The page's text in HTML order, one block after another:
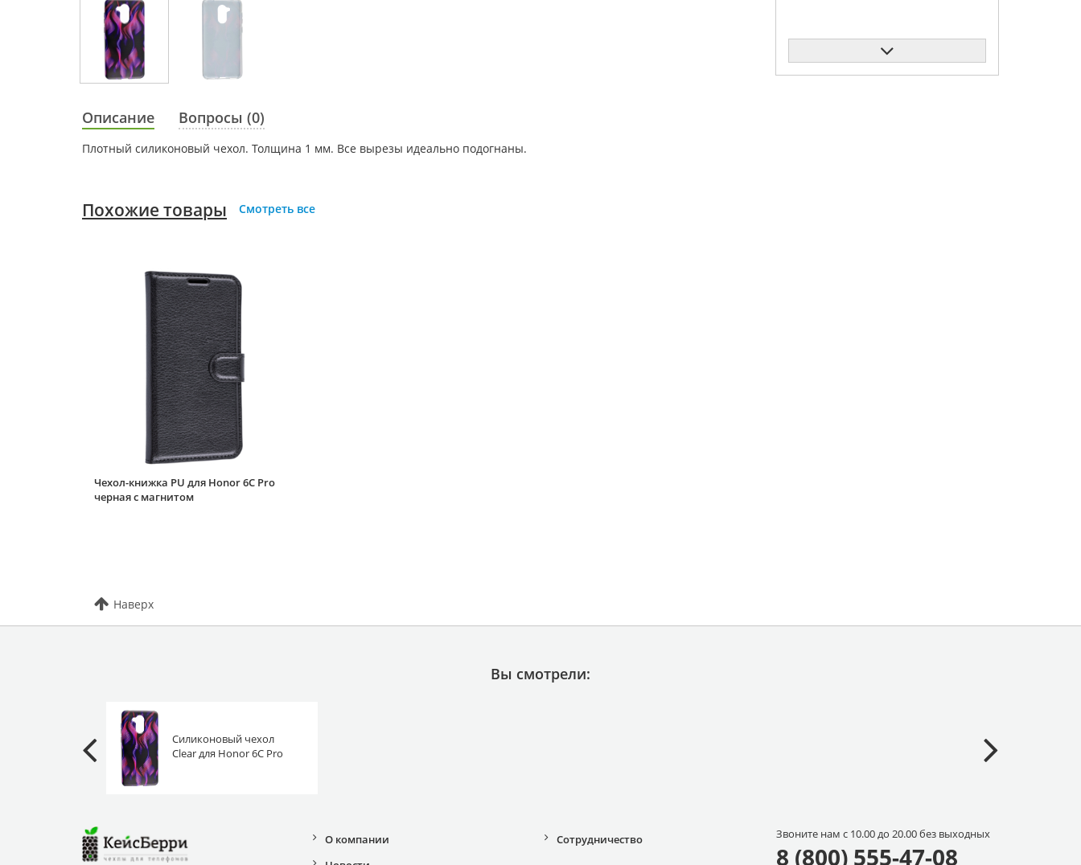
Описание Вопросы (0)
Плотный силиконовый чехол. Толщина 1 мм. Все вырезы идеально подогнаны.
Похожие товары Смотреть все
Чехол-книжка PU для Honor 6C Pro
черная с магнитом
Наверх
Вы смотрели:
Силиконовый чехол
Clear для Honor 6C Pro
О компании
Сотрудничество Звоните нам с 10.00 до 20.00 без выходных
8 (800) 555-47-08